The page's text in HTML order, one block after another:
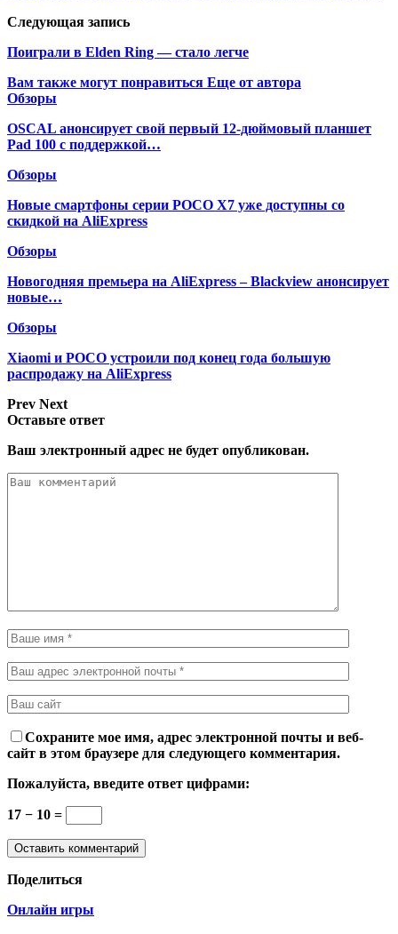
Следующая запись
Поиграли в Elden Ring — стало легче
Вам также могут понравиться Еще от автора
Обзоры
OSCAL анонсирует свой первый 12-дюймовый планшет
Pad 100 с поддержкой…
Обзоры
Новые смартфоны серии POCO X7 уже доступны со
скидкой на AliExpress
Обзоры
Новогодняя премьера на AliExpress – Blackview анонсирует
новые…
Обзоры
Xiaomi и POCO устроили под конец года большую
распродажу на AliExpress
Prev Next
Оставьте ответ
Ваш электронный адрес не будет опубликован.
Сохраните мое имя, адрес электронной почты и веб-
сайт в этом браузере для следующего комментария.
Пожалуйста, введите ответ цифрами:
17 − 10 =
Поделиться
Онлайн игры